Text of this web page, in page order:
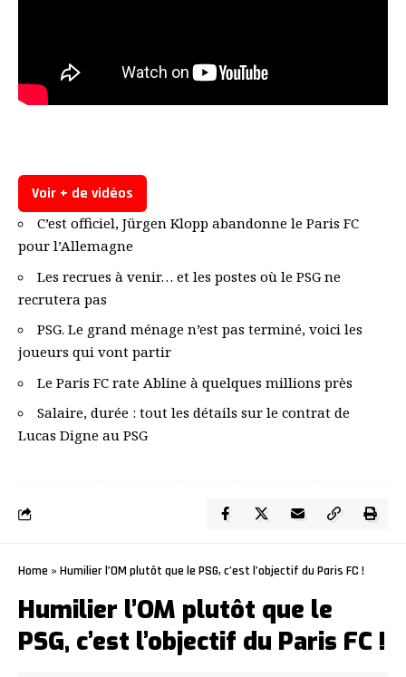
Voir + de vidéos
C’est officiel, Jürgen Klopp abandonne le Paris FC
pour l’Allemagne
Les recrues à venir… et les postes où le PSG ne
recrutera pas
PSG. Le grand ménage n’est pas terminé, voici les
joueurs qui vont partir
Le Paris FC rate Abline à quelques millions près
Salaire, durée : tout les détails sur le contrat de
Lucas Digne au PSG
Home » Humilier l’OM plutôt que le PSG, c’est l’objectif du Paris FC !
Humilier l’OM plutôt que le
PSG, c’est l’objectif du Paris FC !